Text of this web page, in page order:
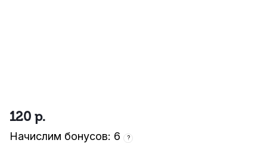
120 р.
Начислим бонусов: 6 ?